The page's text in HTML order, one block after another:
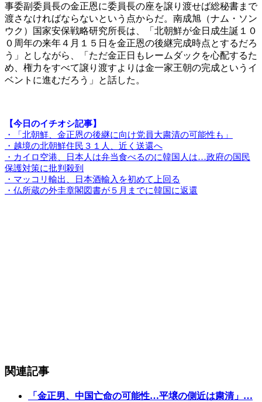
事委副委員長の金正恩に委員長の座を譲り渡せば総秘書まで
渡さなければならないという点からだ。南成旭（ナム・ソン
ウク）国家安保戦略研究所長は、「北朝鮮が金日成生誕１０
０周年の来年４月１５日を金正恩の後継完成時点とするだろ
う」としながら、「ただ金正日もレームダックを心配するた
め、権力をすべて譲り渡すよりは金一家王朝の完成というイ
ベントに進むだろう」と話した。
【今日のイチオシ記事】
・「北朝鮮、金正恩の後継に向け党員大粛清の可能性も」
・越境の北朝鮮住民３１人、近く送還へ
・カイロ空港、日本人は弁当食べるのに韓国人は…政府の国民
保護対策に批判殺到
・マッコリ輸出、日本酒輸入を初めて上回る
・仏所蔵の外圭章閣図書が５月までに韓国に返還
関連記事
「金正男、中国亡命の可能性…平壌の側近は粛清」…